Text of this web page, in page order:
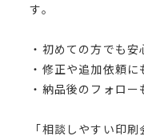
す。
・初めての方でも安
・修正や追加依頼
・納品後のフォロー
「相談しやすい印